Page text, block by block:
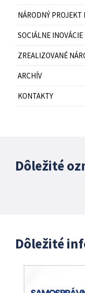
NÁRODNÝ PROJEKT
SOCIÁLNE INOVÁCIE
ZREALIZOVANÉ
ARCHÍV
KONTAKTY
Dôležité
Dôležité